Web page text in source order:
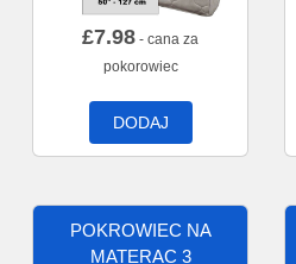
£7.98 - cana za
pokorowiec
DODAJ
POKROWIEC NA
MATERAC 3